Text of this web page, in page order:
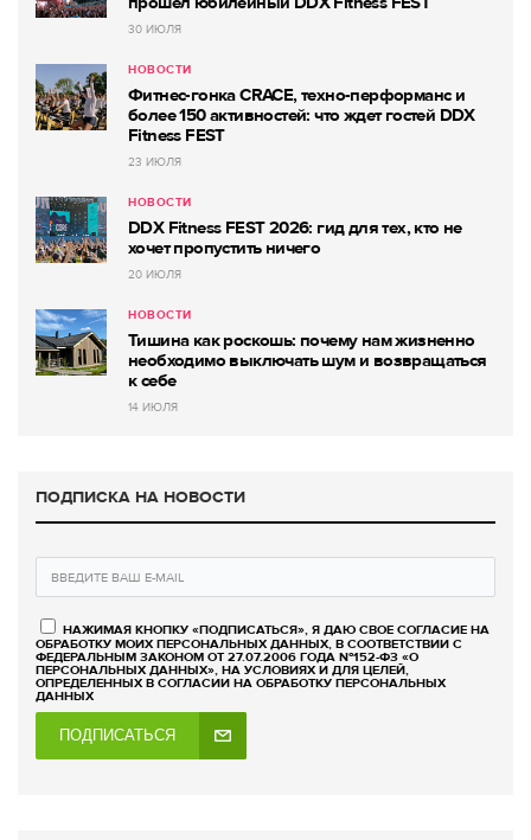
30 ИЮЛЯ
НОВОСТИ
Фитнес-гонка CRACE, техно-перформанс и
более 150 активностей: что ждет гостей DDX
Fitness FEST
23 ИЮЛЯ
НОВОСТИ
DDX Fitness FEST 2026: гид для тех, кто не
хочет пропустить ничего
20 ИЮЛЯ
НОВОСТИ
Тишина как роскошь: почему нам жизненно
необходимо выключать шум и возвращаться
к себе
14 ИЮЛЯ
ПОДПИСКА НА НОВОСТИ
НАЖИМАЯ КНОПКУ «ПОДПИСАТЬСЯ», Я ДАЮ СВОЕ СОГЛАСИЕ НА
ОБРАБОТКУ МОИХ ПЕРСОНАЛЬНЫХ ДАННЫХ, В СООТВЕТСТВИИ С
ФЕДЕРАЛЬНЫМ ЗАКОНОМ ОТ 27.07.2006 ГОДА №152-ФЗ «О
ПЕРСОНАЛЬНЫХ ДАННЫХ», НА УСЛОВИЯХ И ДЛЯ ЦЕЛЕЙ,
ОПРЕДЕЛЕННЫХ В СОГЛАСИИ НА ОБРАБОТКУ ПЕРСОНАЛЬНЫХ
ДАННЫХ
ПОДПИСАТЬСЯ